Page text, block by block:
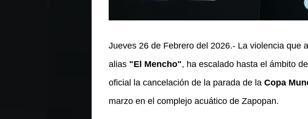
Jueves 26 de Febrero del 2026.- La violencia que
alias "El Mencho", ha escalado hasta el ámbito
oficial la cancelación de la parada de la Copa
marzo en el complejo acuático de Zapopan.